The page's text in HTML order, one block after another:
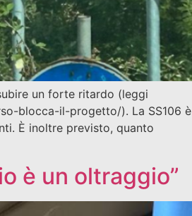
un forte ritardo (leggi
blocca-il-progetto/). La SS106 è
È inoltre previsto, quanto
è un oltraggio”